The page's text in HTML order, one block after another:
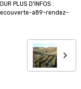
PLUS D'INFOS :
a89-rendez-